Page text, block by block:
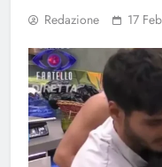
Redazione 17